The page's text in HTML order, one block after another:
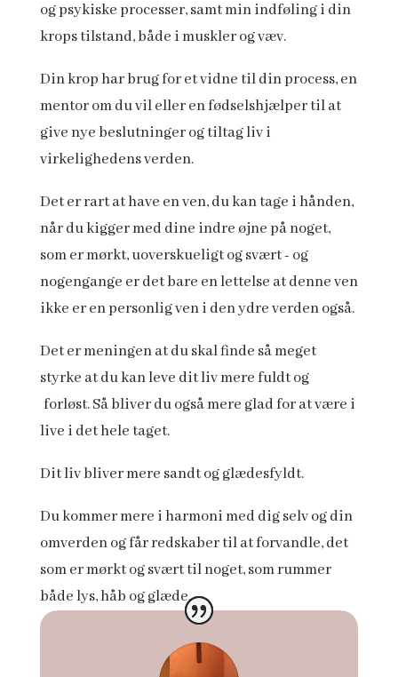
og psykiske processer, samt min indføling i din
krops tilstand, både i muskler og væv.
Din krop har brug for et vidne til din process, en
mentor om du vil eller en fødselshjælper til at
give nye beslutninger og tiltag liv i
virkelighedens verden.
Det er rart at have en ven, du kan tage i hånden,
når du kigger med dine indre øjne på noget,
som er mørkt, uoverskueligt og svært - og
nogengange er det bare en lettelse at denne ven
ikke er en personlig ven i den ydre verden også.
Det er meningen at du skal finde så meget
styrke at du kan leve dit liv mere fuldt og
forløst. Så bliver du også mere glad for at være i
live i det hele taget.
Dit liv bliver mere sandt og glædesfyldt.
Du kommer mere i harmoni med dig selv og din
omverden og får redskaber til at forvandle, det
som er mørkt og svært til noget, som rummer
både lys, håb og glæde.